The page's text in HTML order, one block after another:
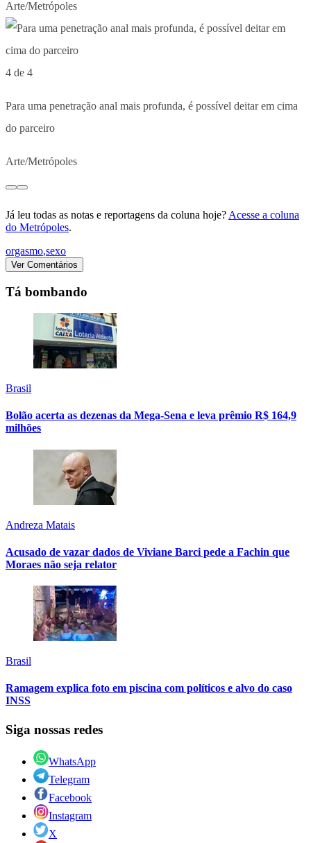
Arte/Metrópoles
4 de 4
Para uma penetração anal mais profunda, é possível deitar em cima
do parceiro
Arte/Metrópoles
Já leu todas as notas e reportagens da coluna hoje? Acesse a coluna
do Metrópoles.
orgasmo,sexo
Ver Comentários
Tá bombando
Brasil
Bolão acerta as dezenas da Mega-Sena e leva prêmio R$ 164,9
milhões
Andreza Matais
Acusado de vazar dados de Viviane Barci pede a Fachin que
Moraes não seja relator
Brasil
Ramagem explica foto em piscina com políticos e alvo do caso
INSS
Siga nossas redes
WhatsApp
Telegram
Facebook
Instagram
X